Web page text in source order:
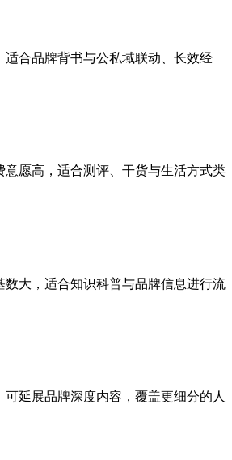
适合品牌背书与公私域联动、长效经
意愿高，适合测评、干货与生活方式类
数大，适合知识科普与品牌信息进行流
延展品牌深度内容，覆盖更细分的人